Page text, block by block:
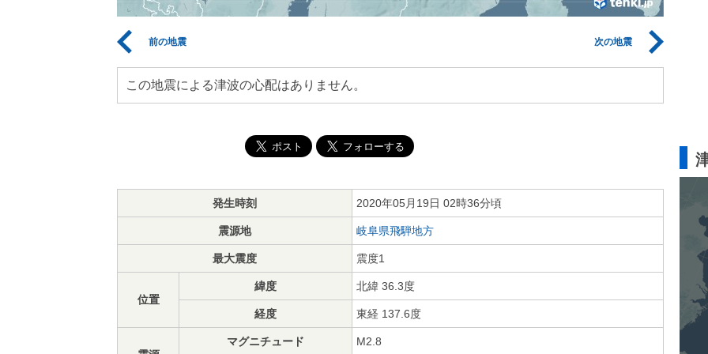
前の地震 次の地震
この地震による津波の心配はありません。
発生時刻 2020年05月19日 02時36分頃
震源地 岐阜県飛騨地方
最大震度 震度1
位置
緯度 北緯 36.3度
経度 東経 137.6度
マグニチュード M2.8